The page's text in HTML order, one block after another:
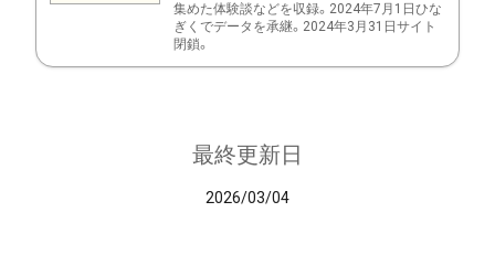
集めた体験談などを収録。2024年7月1日ひな
ぎくでデータを承継。2024年3月31日サイト
閉鎖。
最終更新日
2026/03/04